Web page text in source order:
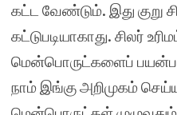
கட்ட வேண்டும். இது குறு
கட்டுபடியாகாது. சிலர்
மென்பொருட்களைப்
நாம் இங்கு அறிமுகம்